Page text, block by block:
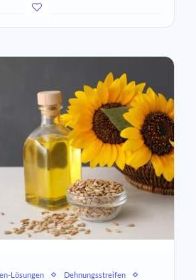
Lösungen
Dehnungsstreifen